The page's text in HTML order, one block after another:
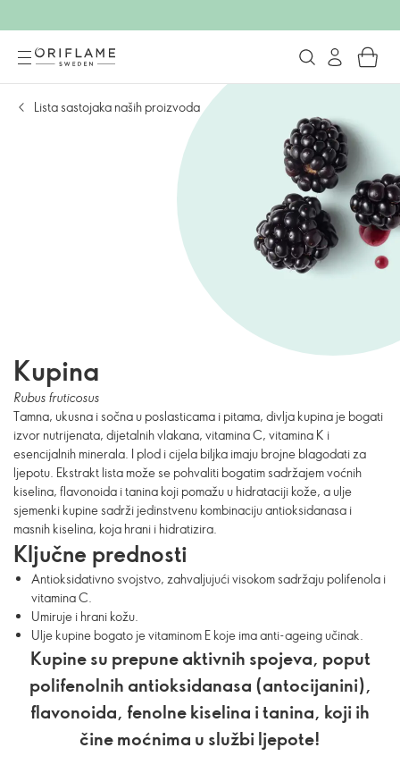
Lista sastojaka naših proizvoda
Kupina
Rubus fruticosus
Tamna, ukusna i sočna u poslasticama i pitama, divlja kupina je bogati
izvor nutrijenata, dijetalnih vlakana, vitamina C, vitamina K i
esencijalnih minerala. I plod i cijela biljka imaju brojne blagodati za
ljepotu. Ekstrakt lista može se pohvaliti bogatim sadržajem voćnih
kiselina, flavonoida i tanina koji pomažu u hidrataciji kože, a ulje
sjemenki kupine sadrži jedinstvenu kombinaciju antioksidanasa i
masnih kiselina, koja hrani i hidratizira.
Ključne prednosti
Antioksidativno svojstvo, zahvaljujući visokom sadržaju polifenola i
vitamina C.
Umiruje i hrani kožu.
Ulje kupine bogato je vitaminom E koje ima anti-ageing učinak.
Kupine su prepune aktivnih spojeva, poput
polifenolnih antioksidanasa (antocijanini),
flavonoida, fenolne kiselina i tanina, koji ih
čine moćnima u službi ljepote!